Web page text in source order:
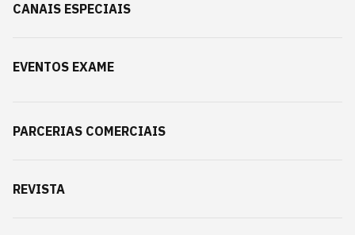
CANAIS ESPECIAIS
EVENTOS EXAME
PARCERIAS COMERCIAIS
REVISTA